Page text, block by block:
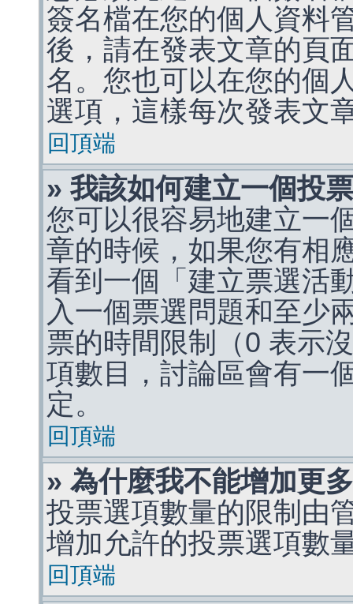
簽名檔在您的個人資料
後，請在發表文章的頁
名。您也可以在您的個
選項，這樣每次發表文
回頂端
» 我該如何建立一個投
您可以很容易地建立一
章的時候，如果您有相
看到一個「建立票選活
入一個票選問題和至少
票的時間限制（0 表示
項數目，討論區會有一
定。
回頂端
» 為什麼我不能增加更
投票選項數量的限制由
增加允許的投票選項數
回頂端